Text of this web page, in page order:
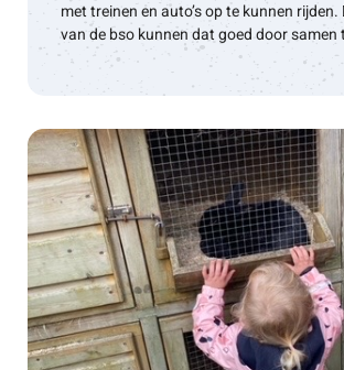
met treinen en auto’s op te kunnen rijden.
van de bso kunnen dat goed door samen